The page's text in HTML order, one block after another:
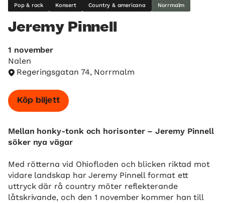
Pop & rock Konsert Country & americana Norrmalm
Jeremy Pinnell
1 november
Nalen
Regeringsgatan 74, Norrmalm
Köp biljett
Mellan honky-tonk och horisonter – Jeremy Pinnell
söker nya vägar
Med rötterna vid Ohiofloden och blicken riktad mot
vidare landskap har Jeremy Pinnell format ett
uttryck där rå country möter reflekterande
låtskrivande, och den 1 november kommer han till